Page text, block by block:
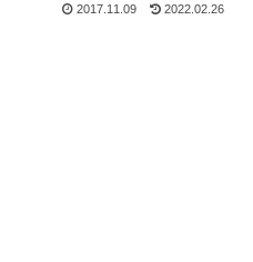
2017.11.09 2022.02.26